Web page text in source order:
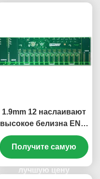
1.9mm 12 наслаивают
высокое белизна ENIG
S1000-2 Tg твердая
PCB доска 2u»
зеленая
Получите самую
лучшую цену